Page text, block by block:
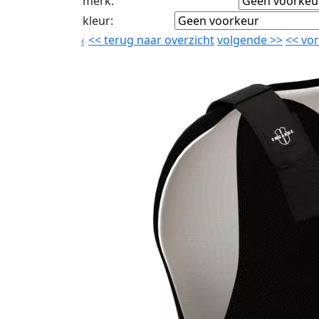
kleur:
<<terug naar overzichtvolgende>><<